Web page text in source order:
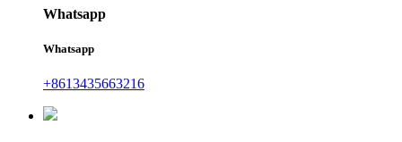
Whatsapp
Whatsapp
+8613435663216